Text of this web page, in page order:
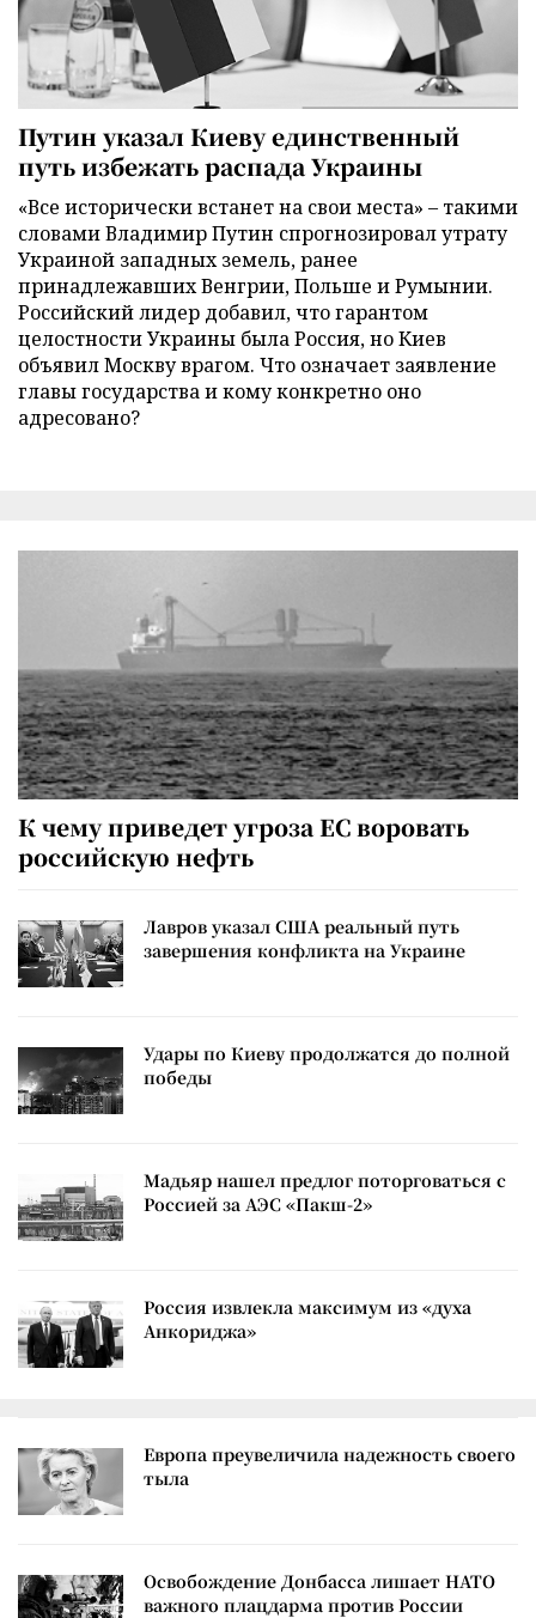
Путин указал Киеву единственный
путь избежать распада Украины
«Все исторически встанет на свои места» – такими
словами Владимир Путин спрогнозировал утрату
Украиной западных земель, ранее
принадлежавших Венгрии, Польше и Румынии.
Российский лидер добавил, что гарантом
целостности Украины была Россия, но Киев
объявил Москву врагом. Что означает заявление
главы государства и кому конкретно оно
адресовано?
К чему приведет угроза ЕС воровать
российскую нефть
Лавров указал США реальный путь
завершения конфликта на Украине
Удары по Киеву продолжатся до полной
победы
Мадьяр нашел предлог поторговаться с
Россией за АЭС «Пакш-2»
Россия извлекла максимум из «духа
Анкориджа»
Европа преувеличила надежность своего
тыла
Освобождение Донбасса лишает НАТО
важного плацдарма против России